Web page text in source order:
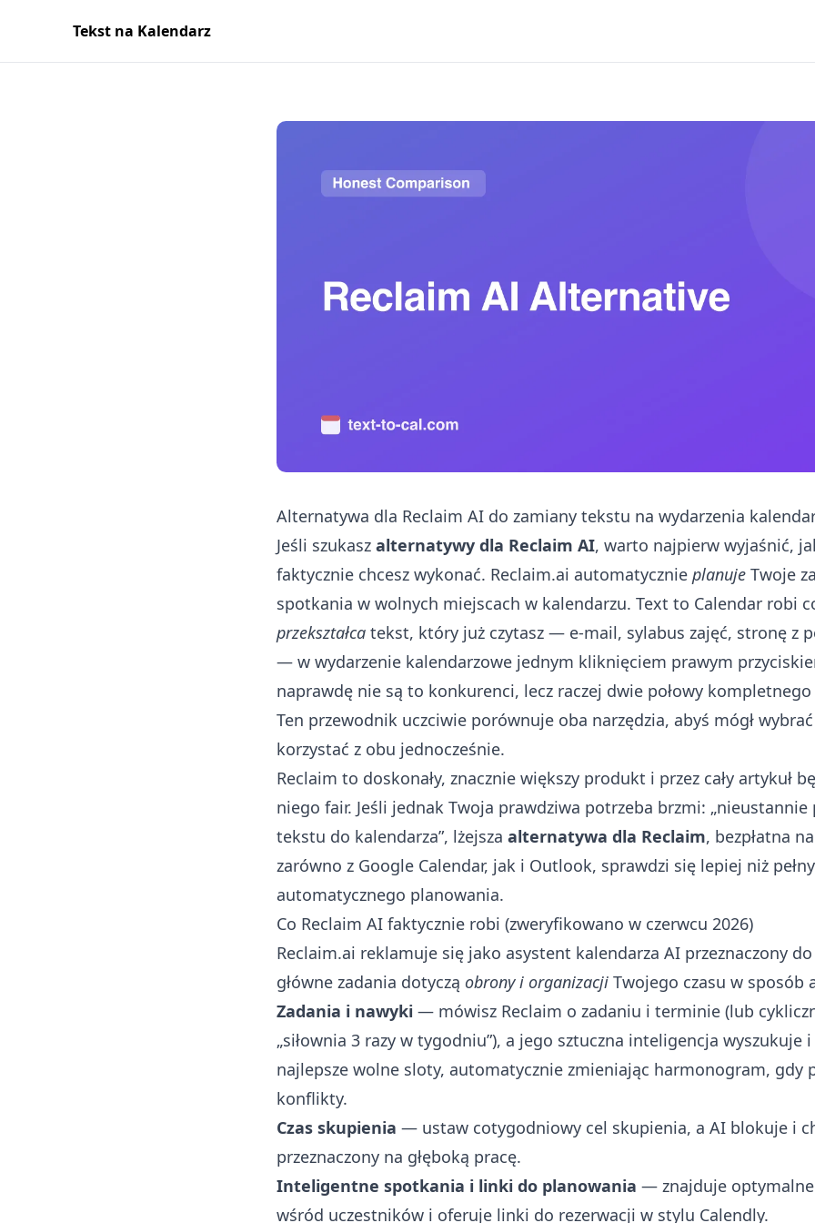
Tekst na Kalendarz
Alternatywa dla Reclaim AI do zamiany tekstu na wydarzenia
Jeśli szukasz alternatywy dla Reclaim AI, warto najpierw wyjaśnić,
faktycznie chcesz wykonać. Reclaim.ai automatycznie planuje Twoje
spotkania w wolnych miejscach w kalendarzu. Text to Calendar robi
przekształca tekst, który już czytasz — e-mail, sylabus zajęć, stronę z
— w wydarzenie kalendarzowe jednym kliknięciem prawym
naprawdę nie są to konkurenci, lecz raczej dwie połowy kompletnego
Ten przewodnik uczciwie porównuje oba narzędzia, abyś mógł
korzystać z obu jednocześnie.
Reclaim to doskonały, znacznie większy produkt i przez cały artykuł
niego fair. Jeśli jednak Twoja prawdziwa potrzeba brzmi: „nieustannie
tekstu do kalendarza”, lżejsza alternatywa dla Reclaim, bezpłatna
zarówno z Google Calendar, jak i Outlook, sprawdzi się lepiej niż
automatycznego planowania.
Co Reclaim AI faktycznie robi (zweryfikowano w czerwcu 2026)
Reclaim.ai reklamuje się jako asystent kalendarza AI przeznaczony do
główne zadania dotyczą obrony i organizacji Twojego czasu w sposób
Zadania i nawyki — mówisz Reclaim o zadaniu i terminie (lub
„siłownia 3 razy w tygodniu”), a jego sztuczna inteligencja wyszukuje
najlepsze wolne sloty, automatycznie zmieniając harmonogram, gdy
konflikty.
Czas skupienia — ustaw cotygodniowy cel skupienia, a AI blokuje i
przeznaczony na głęboką pracę.
Inteligentne spotkania i linki do planowania — znajduje
wśród uczestników i oferuje linki do rezerwacji w stylu Calendly.